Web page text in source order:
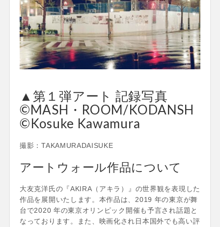
▲第１弾アート 記録写真
©MASH・ROOM/KODANSH
©Kosuke Kawamura
撮影：TAKAMURADAISUKE
アートウォール作品について
大友克洋氏の『AKIRA（アキラ）』の世界観を表現した
作品を展開いたします。本作品は、2019 年の東京が舞
台で2020 年の東京オリンピック開催も予言され話題と
なっております。また、映画化され日本国外でも高い評